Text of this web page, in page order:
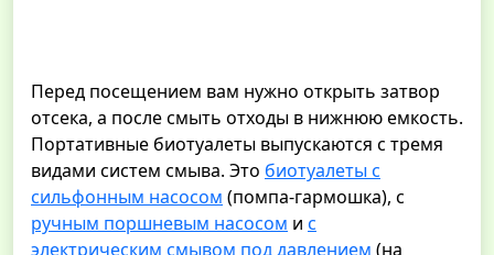
Перед посещением вам нужно открыть затвор
отсека, а после смыть отходы в нижнюю емкость.
Портативные биотуалеты выпускаются с тремя
видами систем смыва. Это биотуалеты с
сильфонным насосом (помпа-гармошка), с
ручным поршневым насосом и с
электрическим смывом под давлением (на